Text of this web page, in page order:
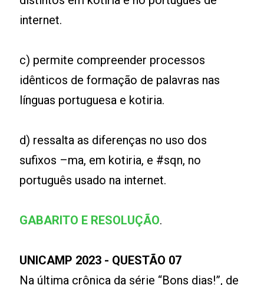
internet.
c) permite compreender processos
idênticos de formação de palavras nas
línguas portuguesa e kotiria.
d) ressalta as diferenças no uso dos
sufixos –ma, em kotiria, e #sqn, no
português usado na internet.
GABARITO E RESOLUÇÃO.
UNICAMP 2023 - QUESTÃO 07
Na última crônica da série “Bons dias!”, de